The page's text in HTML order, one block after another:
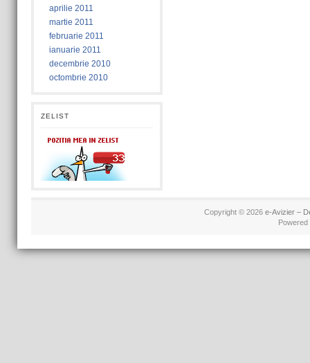
aprilie 2011
martie 2011
februarie 2011
ianuarie 2011
decembrie 2010
octombrie 2010
ZELIST
Copyright © 2026 e-Avizier –